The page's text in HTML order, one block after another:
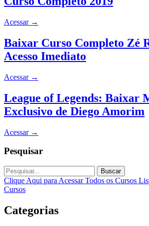
Acessar →
Baixar Curso Completo Zé
Acesso Imediato
Acessar →
League of Legends: Baixar
Exclusivo de Diego Amorim
Acessar →
Pesquisar
Buscar
Clique Aqui para Acessar Todos os Cursos
Cursos
Categorias